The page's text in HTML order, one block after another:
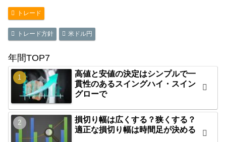
トレード
トレード方針 米ドル円
年間TOP7
高値と安値の決定はシンプルで一
貫性のあるスイングハイ・スイン
グローで
損切り幅は広くする？狭くする？
適正な損切り幅は時間足が決める